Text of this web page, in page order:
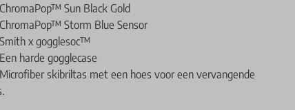
ChromaPop™ Sun Black Gold
ChromaPop™ Storm Blue Sensor
Smith x gogglesoc™
Een harde gogglecase
Microfiber skibriltas met een hoes voor een vervangende